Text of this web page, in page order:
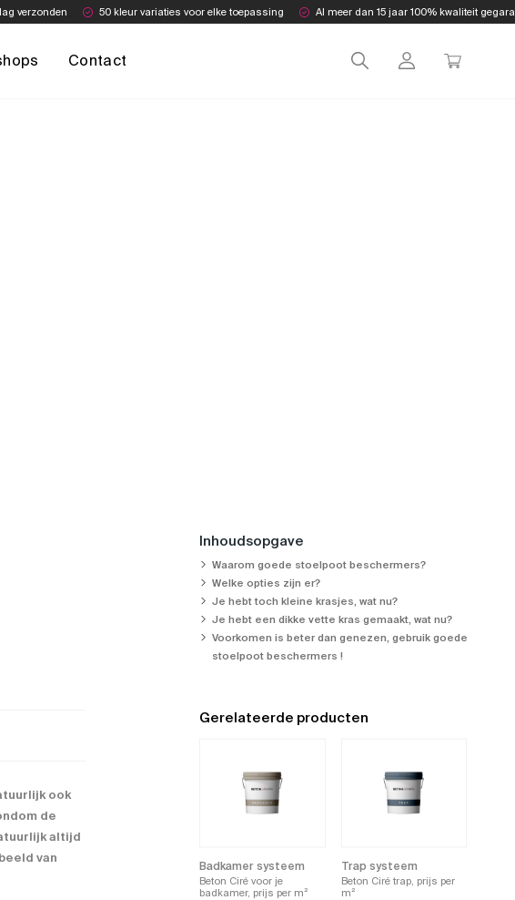
verzonden 50 kleur variaties voor elke toepassing Al meer dan 15 jaar 100% kwaliteit
Contact
ook
de
altijd
van
Inhoudsopgave
Waarom goede stoelpoot beschermers?
Welke opties zijn er?
Je hebt toch kleine krasjes, wat nu?
Je hebt een dikke vette kras gemaakt, wat nu?
Voorkomen is beter dan genezen, gebruik goede
stoelpoot beschermers !
Gerelateerde producten
Badkamer systeem
Beton Ciré voor je
badkamer, prijs per m²
Trap systeem
Beton Ciré trap, prijs per
m²